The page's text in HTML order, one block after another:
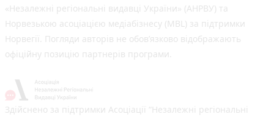
«Незалежні регіональні видавці України» (АНРВУ) та
Норвезькою асоціацією медіабізнесу (MBL) за підтримки
Норвегії. Погляди авторів не обов’язково відображають
офіційну позицію партнерів програми.
Здійснено за підтримки Асоціації “Незалежні регіональні